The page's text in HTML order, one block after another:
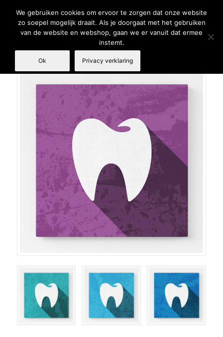
We gebruiken cookies om ervoor te zorgen dat onze website
zo soepel mogelijk draait. Als je doorgaat met het gebruiken
van de website en webshop, gaan we er vanuit dat ermee
instemt.
Ok Privacy verklaring